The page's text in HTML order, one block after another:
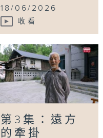
18/06/2026
收看
第3集：遠方
的牽掛